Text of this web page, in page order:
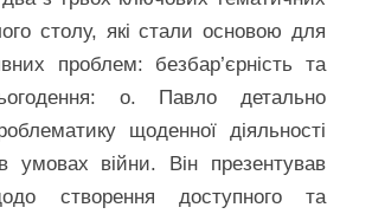
столу, які стали основою для
проблем: безбар’єрність та
о. Павло детально
щоденної діяльності
в умовах війни. Він презентував
створення доступного та